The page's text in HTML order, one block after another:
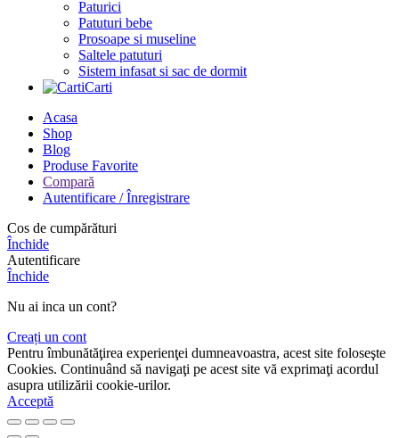
Paturici
Patuturi bebe
Prosoape si museline
Saltele patuturi
Sistem infasat si sac de dormit
Carti
Acasa
Shop
Blog
Produse Favorite
Compară
Autentificare / Înregistrare
Cos de cumpărături
Închide
Autentificare
Închide
Nu ai inca un cont?
Creați un cont
Pentru îmbunătăţirea experienţei dumneavoastra, acest site foloseşte
Cookies. Continuând să navigaţi pe acest site vă exprimaţi acordul
asupra utilizării cookie-urilor.
Acceptă